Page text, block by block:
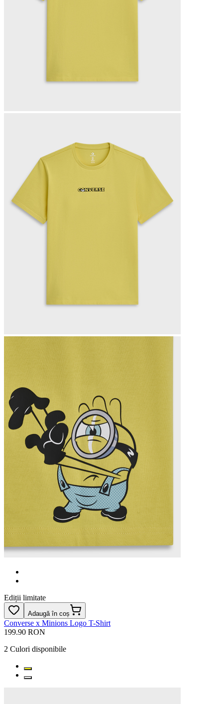
Ediții limitate
Adaugă în coș
Converse x Minions Logo T-Shirt
199.90 RON
2 Culori disponibile